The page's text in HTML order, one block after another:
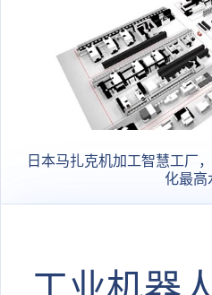
日本马扎克机加工智慧工厂
化最高